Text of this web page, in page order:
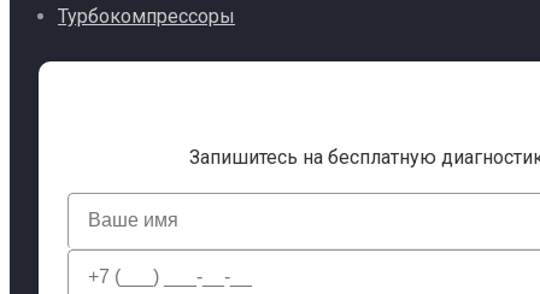
Турбокомпрессоры
Запишитесь на бесплатную